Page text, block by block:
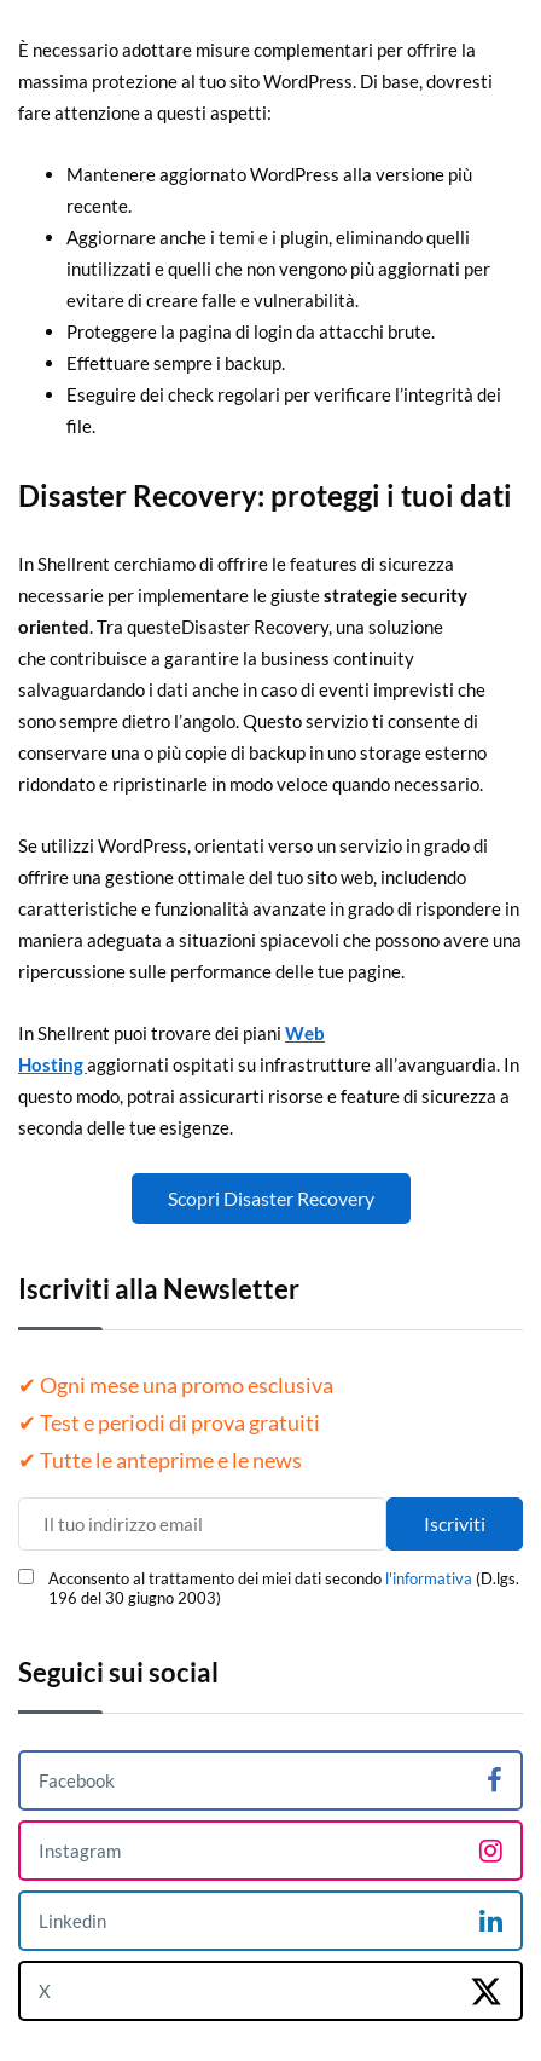
È necessario adottare misure complementari per offrire la
massima protezione al tuo sito WordPress. Di base, dovresti
fare attenzione a questi aspetti:
Mantenere aggiornato WordPress alla versione più
recente.
Aggiornare anche i temi e i plugin, eliminando quelli
inutilizzati e quelli che non vengono più aggiornati per
evitare di creare falle e vulnerabilità.
Proteggere la pagina di login da attacchi brute.
Effettuare sempre i backup.
Eseguire dei check regolari per verificare l’integrità dei
file.
Disaster Recovery: proteggi i tuoi dati
In Shellrent cerchiamo di offrire le features di sicurezza
necessarie per implementare le giustestrategie security
oriented. Tra questeDisaster Recovery, una soluzione
che contribuisce a garantire la business continuity
salvaguardando i dati anche in caso di eventi imprevisti che
sono sempre dietro l’angolo. Questo servizio ti consente di
conservare una o più copie di backup in uno storage esterno
ridondato e ripristinarle in modo veloce quando necessario.
Se utilizzi WordPress, orientati verso un servizio in grado di
offrire una gestione ottimale del tuo sito web, includendo
caratteristiche e funzionalità avanzate in grado di rispondere in
maniera adeguata a situazioni spiacevoli che possono avere una
ripercussione sulle performance delle tue pagine.
In Shellrent puoi trovare dei piani Web
Hostingaggiornati ospitati su infrastrutture all’avanguardia. In
questo modo, potrai assicurarti risorse e feature di sicurezza a
seconda delle tue esigenze.
Scopri Disaster Recovery
Iscriviti alla Newsletter
✔ Ogni mese una promo esclusiva
✔ Test e periodi di prova gratuiti
✔ Tutte le anteprime e le news
Acconsento al trattamento dei miei dati secondo l'informativa (D.lgs.
196 del 30 giugno 2003)
Seguici sui social
Facebook
Instagram
Linkedin
X